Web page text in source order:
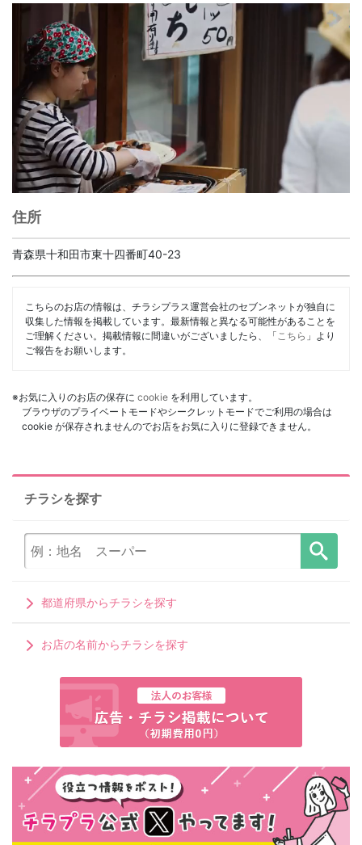
住所
青森県十和田市東十四番町40-23
こちらのお店の情報は、チラシプラス運営会社のセブンネットが独自に
収集した情報を掲載しています。最新情報と異なる可能性があることを
ご理解ください。掲載情報に間違いがございましたら、「 こちら 」より
ご報告をお願いします。
※お気に入りのお店の保存に cookie を利用しています。
ブラウザのプライベートモードやシークレットモードでご利用の場合は
cookie が保存されませんのでお店をお気に入りに登録できません。
チラシを探す
都道府県からチラシを探す
お店の名前からチラシを探す